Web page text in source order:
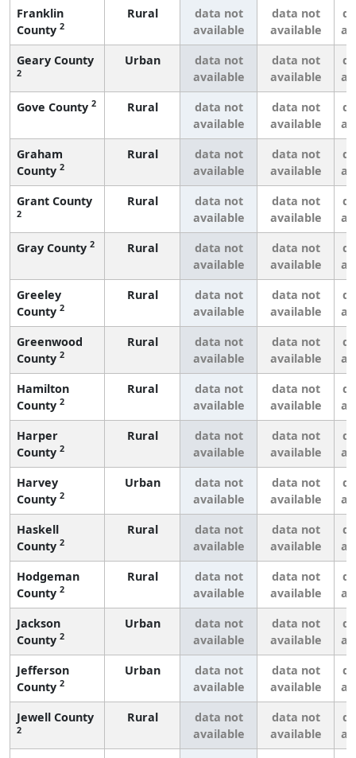
Franklin
County 2
Rural
data not
available
data not
available
Geary County
2
Urban
data not
available
data not
available
Gove County 2 Rural
data not
available
data not
available
Graham
County 2
Rural
data not
available
data not
available
Grant County
2
Rural
data not
available
data not
available
Gray County 2 Rural
data not
available
data not
available
Greeley
County 2
Rural
data not
available
data not
available
Greenwood
County 2
Rural
data not
available
data not
available
Hamilton
County 2
Rural
data not
available
data not
available
Harper
County 2
Rural
data not
available
data not
available
Harvey
County 2
Urban
data not
available
data not
available
Haskell
County 2
Rural
data not
available
data not
available
Hodgeman
County 2
Rural
data not
available
data not
available
Jackson
County 2
Urban
data not
available
data not
available
Jefferson
County 2
Urban
data not
available
data not
available
Jewell County
2
Rural
data not
available
data not
available